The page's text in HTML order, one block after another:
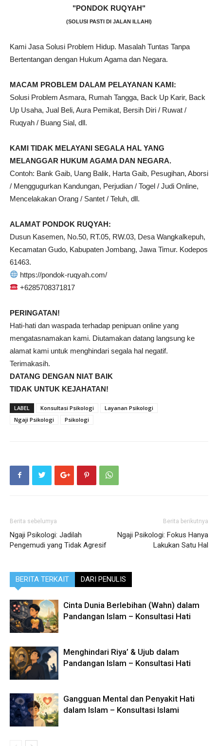
"PONDOK RUQYAH"
(SOLUSI PASTI DI JALAN ILLAHI)
Kami Jasa Solusi Problem Hidup. Masalah Tuntas Tanpa
Bertentangan dengan Hukum Agama dan Negara.
MACAM PROBLEM DALAM PELAYANAN KAMI:
Solusi Problem Asmara, Rumah Tangga, Back Up Karir, Back
Up Usaha, Jual Beli, Aura Pemikat, Bersih Diri / Ruwat /
Ruqyah / Buang Sial, dll.
KAMI TIDAK MELAYANI SEGALA HAL YANG
MELANGGAR HUKUM AGAMA DAN NEGARA.
Contoh: Bank Gaib, Uang Balik, Harta Gaib, Pesugihan, Aborsi
/ Menggugurkan Kandungan, Perjudian / Togel / Judi Online,
Mencelakakan Orang / Santet / Teluh, dll.
ALAMAT PONDOK RUQYAH:
Dusun Kasemen, No.50, RT.05, RW.03, Desa Wangkalkepuh,
Kecamatan Gudo, Kabupaten Jombang, Jawa Timur. Kodepos
61463.
https://pondok-ruqyah.com/
+6285708371817
PERINGATAN!
Hati-hati dan waspada terhadap penipuan online yang
mengatasnamakan kami. Diutamakan datang langsung ke
alamat kami untuk menghindari segala hal negatif.
Terimakasih.
DATANG DENGAN NIAT BAIK
TIDAK UNTUK KEJAHATAN!
LABEL Konsultasi Psikologi
Layanan Psikologi
Ngaji Psikologi
Psikologi
Berita sebelumya
Ngaji Psikologi: Jadilah
Pengemudi yang Tidak Agresif
Berita berikutnya
Ngaji Psikologi: Fokus Hanya
Lakukan Satu Hal
BERITA TERKAIT DARI PENULIS
Cinta Dunia Berlebihan (Wahn) dalam
Pandangan Islam – Konsultasi Hati
Menghindari Riya’ & Ujub dalam
Pandangan Islam – Konsultasi Hati
Gangguan Mental dan Penyakit Hati
dalam Islam – Konsultasi Islami